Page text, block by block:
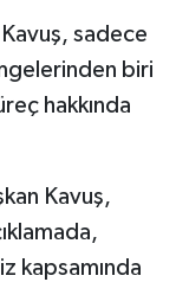
sadece
biri
hakkında
Kavuş,
kapsamında